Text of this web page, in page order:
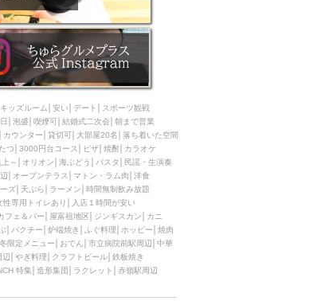
キッズルーム 安い デート
スポーツ観戦
泡盛 喫煙可 結婚式二次会 朝まで営業
カウンター 貸切可 大部屋20名
落ち着いた空間
つ 3000円台コース ピザ 焼酎
カラオケ
～ オリオン 海ぶどう パスタ
民謡・生演奏
オープンテラス マトン・ラム肉
洋食
ズ 天ぷら ラーメン
時間無制飲み放題
性専用トイレあり
入店１時間が安い
フェ＆バー 屋富祖地区 ジンギスカン
カニ
パクチー 炉端焼き ふぐ料理 ホッピー
焼肉
冬限定メニュー おでん 市立病院前駅周辺
中華
やぎ料理 クラフトビール 鉄板焼き
特集 造形集団 ラクレット
赤嶺駅周辺